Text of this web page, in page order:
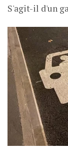
S'agit-il d'un